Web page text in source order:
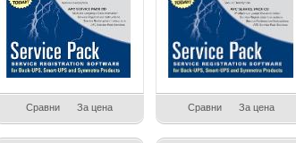
Сравни За цена Сравни За цена